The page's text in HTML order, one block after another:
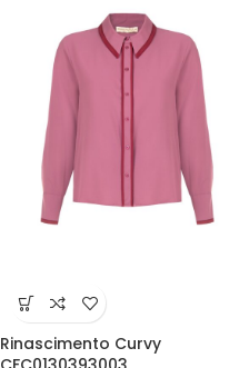
Rinascimento Curvy